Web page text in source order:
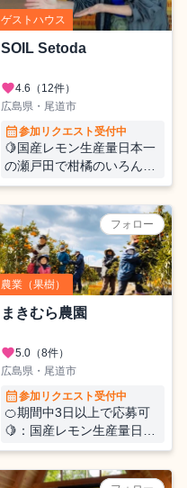
ゲストハウス
SOIL Setoda
favorite4.6 （12件）
広島県・尾道市
calendar_month参加リクエスト受付中
🍋国産レモン生産量日本一
の瀬戸田で柑橘のいろんな
お手伝いをしませんか？
（収穫・選果・ほか）🍊
フォロー
農業（果樹）
まきむら農園
favorite5.0 （8件）
広島県・尾道市
calendar_month参加リクエスト受付中
🍊期間中3日以上で応募可
🍋：国産レモン生産量日本
一の瀬戸田で柑橘収穫のお
手伝いをしませんか？